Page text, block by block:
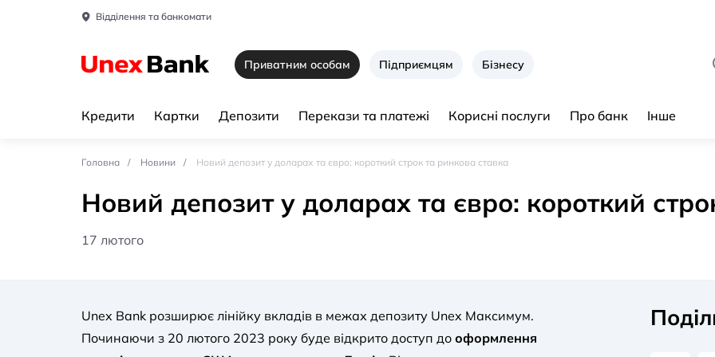
Відділення та банкомати
Приватним особам Підприємцям Бізнесу
Кредити Картки Депозити Перекази та платежі Корисні послуги Про банк Інше
Головна Новини Новий депозит у доларах та євро: короткий строк та ринкова ставка
Новий депозит у доларах та євро: короткий
17 лютого
Unex Bank розширює лінійку вкладів в межах депозиту Unex Максимум.
Починаючи з 20 лютого 2023 року буде відкрито доступ до оформлення